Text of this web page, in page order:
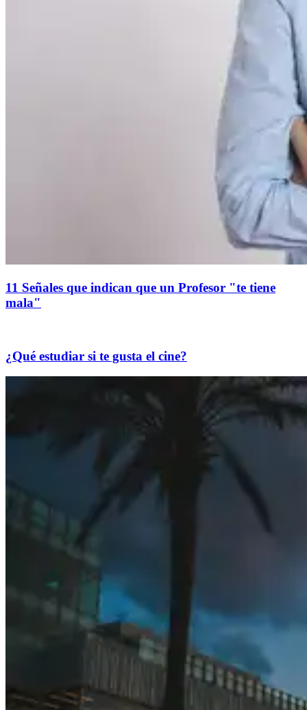
11 Señales que indican que un Profesor "te tiene
mala"
¿Qué estudiar si te gusta el cine?